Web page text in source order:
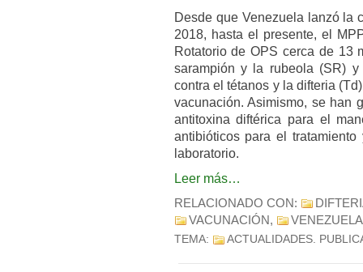
Desde que Venezuela lanzó la
2018, hasta el presente, el
Rotatorio de OPS cerca de 13
sarampión y la rubeola (SR)
contra el tétanos y la difteria
vacunación. Asimismo, se han
antitoxina diftérica para el
antibióticos para el
laboratorio.
Leer más…
RELACIONADO CON:
VACUNACIÓN, VENEZUELA
TEMA: ACTUALIDADES.